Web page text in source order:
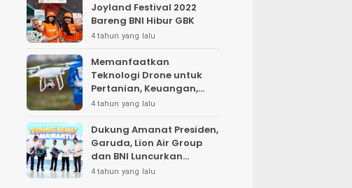
Joyland Festival 2022
Bareng BNI Hibur GBK
4 tahun yang lalu
Memanfaatkan
Teknologi Drone untuk
Pertanian, Keuangan,
Pertambangan, Real
Telekomunikasi.
4 tahun yang lalu
Dukung Amanat Presiden,
Garuda, Lion Air Group
dan BNI Luncurkan
Program Terbang Hemat
4 tahun yang lalu